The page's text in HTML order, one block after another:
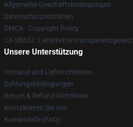
Allgemeine Geschäftsbedingungen
Datenschutzrichtlinien
DMCA - Copyright Policy
CA SB657: Lieferkettentransparenzgesetz
Unsere Unterstützung
Versand und Lieferrichtlinien
Zahlungsbedingungen
Return & Refund Richtlinien
Kontaktieren Sie uns
Kundenhilfe (FAQ)